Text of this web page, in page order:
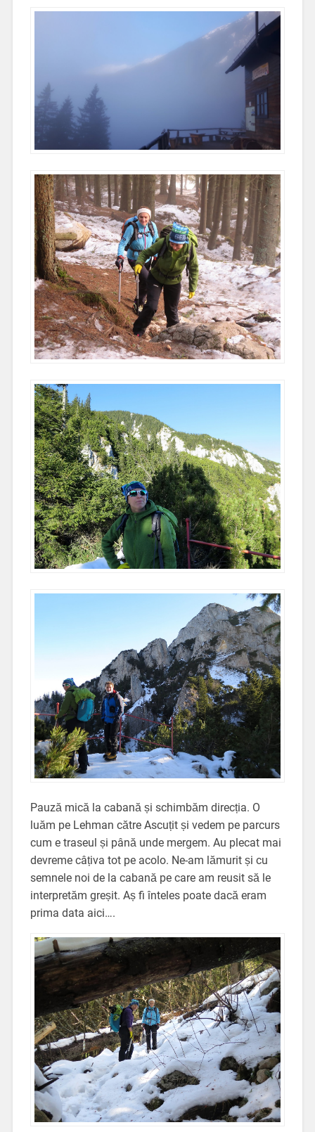
Pauză mică la cabană și schimbăm direcția. O
luăm pe Lehman către Ascuțit și vedem pe parcurs
cum e traseul și până unde mergem. Au plecat mai
devreme câțiva tot pe acolo. Ne-am lămurit și cu
semnele noi de la cabană pe care am reusit să le
interpretăm greșit. Aș fi înteles poate dacă eram
prima data aici….